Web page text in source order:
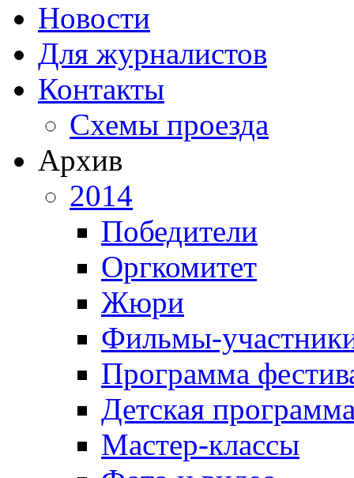
Новости
Для журналистов
Контакты
Схемы проезда
Архив
2014
Победители
Оргкомитет
Жюри
Фильмы-
Программа
Детская
Мастер-классы